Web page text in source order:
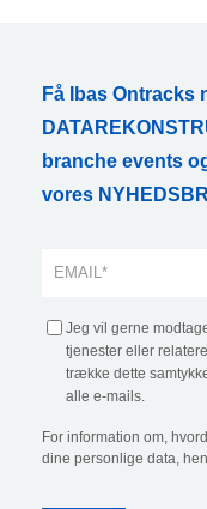
Få Ibas Ontracks
branche events
vores
Jeg vil gerne
tjenester eller
trække dette
alle e-mails.
For information om,
dine personlige data,